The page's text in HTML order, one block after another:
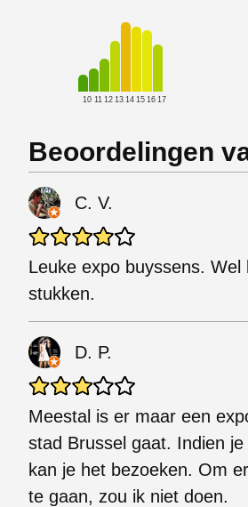
10 11 12 13 14 15 16 17
Beoordelingen
C. V.
Leuke expo buyssens. Wel
stukken.
D. P.
Meestal is er maar een
stad Brussel gaat. Indien
kan je het bezoeken. Om
te gaan, zou ik niet doen.